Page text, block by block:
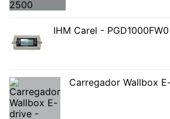
IHM Carel - PGD1000FW0
Carregador Wallbox